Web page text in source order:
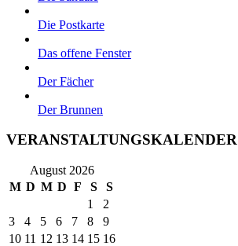
Die Postkarte
Das offene Fenster
Der Fächer
Der Brunnen
VERANSTALTUNGSKALENDER
August 2026
M D M D F S S
1
2
3
4 5 6 7 8
9
10 11 12 13 14 15 16